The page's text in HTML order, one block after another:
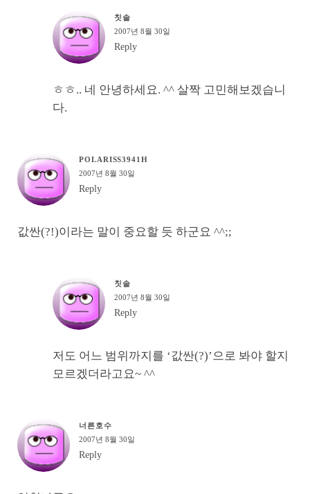
칫솔
2007년 8월 30일
Reply
ㅎㅎ.. 네 안녕하세요. ^^ 살짝 고민해보겠습니
다.
POLARISS3941H
2007년 8월 30일
Reply
값싼(?!)이라는 말이 중요할 듯 하군요 ^^;;
칫솔
2007년 8월 30일
Reply
저도 어느 범위까지를 ‘값싼(?)’으로 봐야 할지
모르겠더라고요~ ^^
너른호수
2007년 8월 30일
Reply